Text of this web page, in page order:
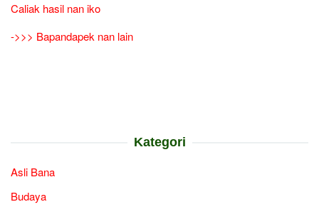
Caliak hasil nan iko
->>> Bapandapek nan lain
Kategori
Asli Bana
Budaya